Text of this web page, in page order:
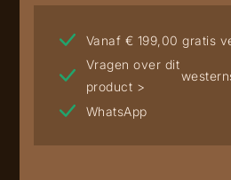
Vanaf € 199,00 gratis
Vragen over dit
product >
WhatsApp